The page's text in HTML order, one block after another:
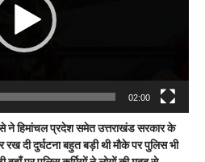
02:00
ने हिमांचल प्रदेश समेत उत्तराखंड सरकार के
दी दुर्घटना बहुत बड़ी थी मौके पर पुलिस भी